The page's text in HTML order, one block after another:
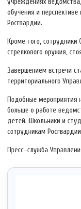
обучения и
Росгвардии.
Кроме того,
стрелкового оружия,
Завершением встречи
территориального
Подобные мероприятия
больше о работе
детей. Школьники и
сотрудникам
Пресс-служба